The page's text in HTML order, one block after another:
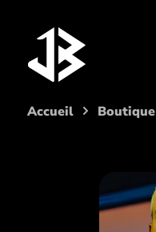
Accueil Boutique